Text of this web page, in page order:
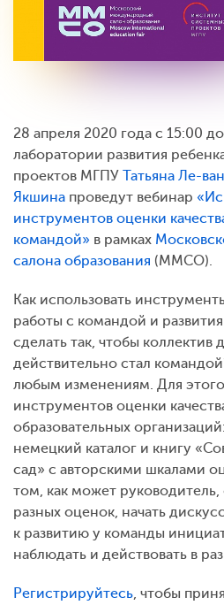
28 апреля 2020 года с 15:00
лаборатории развития
проектов МГПУ Татьяна Ле-ван
Якшина проведут вебинар
инструментов оценки
командой» в рамках
салона образования (ММСО).
Как использовать
работы с командой и
сделать так, чтобы коллектив
действительно стал
любым изменениям. Для
инструментов оценки
образовательных
немецкий каталог и книгу
сад» с авторскими шкалами
том, как может руководитель,
разных оценок, начать
к развитию у команды
наблюдать и действовать в
Регистрируйтесь, чтобы